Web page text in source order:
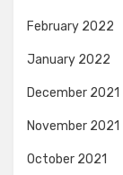
February 2022
January 2022
December 2021
November 2021
October 2021